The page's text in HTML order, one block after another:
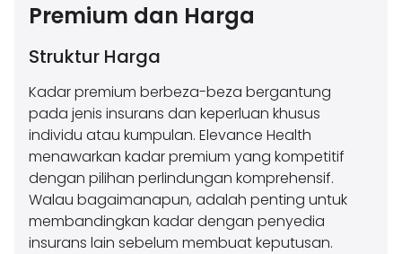
Premium dan Harga
Struktur Harga
Kadar premium berbeza-beza bergantung
pada jenis insurans dan keperluan khusus
individu atau kumpulan. Elevance Health
menawarkan kadar premium yang kompetitif
dengan pilihan perlindungan komprehensif.
Walau bagaimanapun, adalah penting untuk
membandingkan kadar dengan penyedia
insurans lain sebelum membuat keputusan.